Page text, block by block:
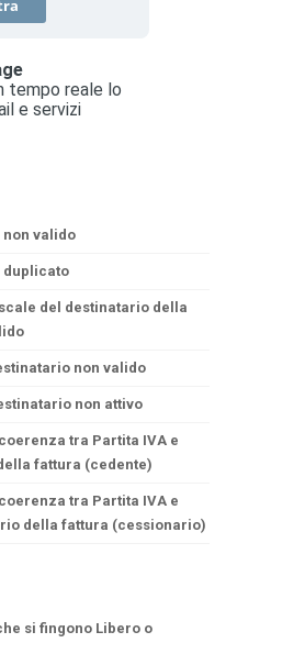
non valido
duplicato
del destinatario della
non valido
non attivo
tra Partita IVA e
fattura (cedente)
tra Partita IVA e
della fattura (cessionario)
si fingono Libero o